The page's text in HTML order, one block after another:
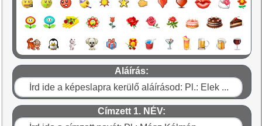
Aláírás:
Címzett 1. NÉV: